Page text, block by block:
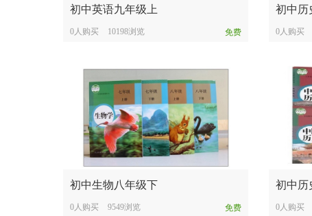
初中英语九年级上
免费
0人购买 10198浏览
初中历
0人购买
初中生物八年级下
免费
0人购买 9549浏览
初中历
0人购买